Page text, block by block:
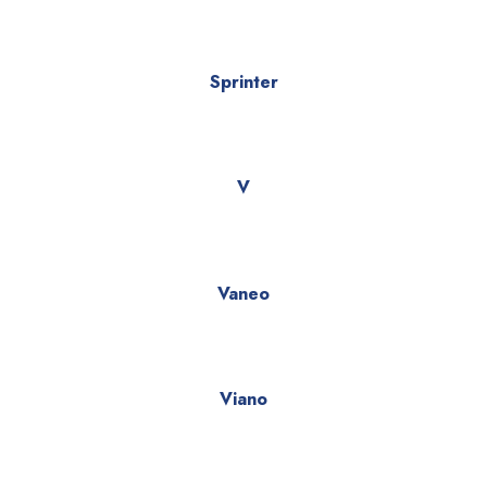
Sprinter
V
Vaneo
Viano